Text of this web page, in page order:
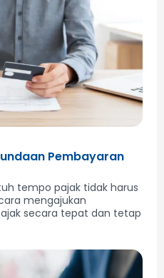
Pembayaran
tempo pajak tidak harus
mengajukan
secara tepat dan tetap